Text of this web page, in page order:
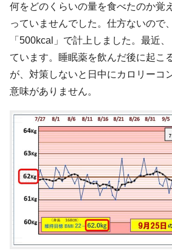
何をどのくらいの量を食べたのか覚
っていませんでした。仕方ないので
「500kcal」で計上しました。最近
ています。睡眠薬を飲んだ後に起こ
が、対策しないと日中にカロリーコ
意味がありません。